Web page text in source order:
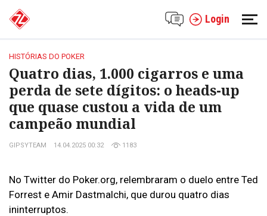
Login
HISTÓRIAS DO POKER
Quatro dias, 1.000 cigarros e uma
perda de sete dígitos: o heads-up
que quase custou a vida de um
campeão mundial
GIPSYTEAM 14.04.2025 00:32 1183
No Twitter do Poker.org, relembraram o duelo entre Ted
Forrest e Amir Dastmalchi, que durou quatro dias
ininterruptos.